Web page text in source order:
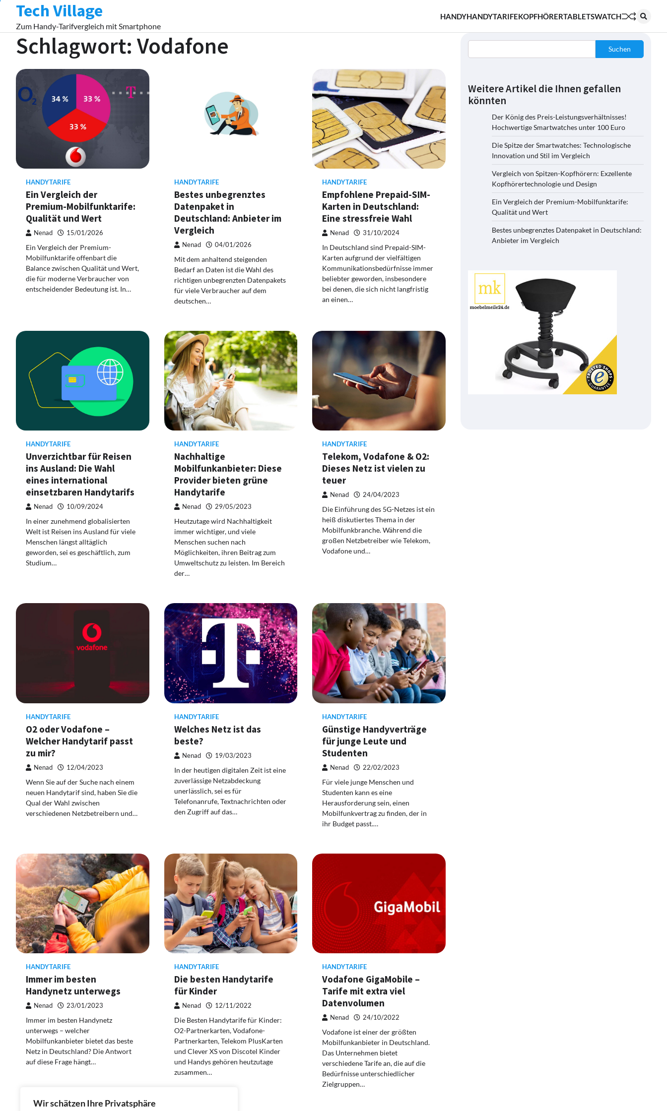
Wir schätzen Ihre Privatsphäre
content
Tech Village
Zum Handy-Tarifvergleich mit Smartphone
HANDYHANDYTARIFEKOPFHÖRERTABLETSWATCH
Schlagwort: Vodafone
HANDYTARIFE
Ein Vergleich der
Premium-Mobilfunktarife:
Qualität und Wert
Nenad 15/01/2026
Ein Vergleich der Premium-
Mobilfunktarife offenbart die
Balance zwischen Qualität und Wert,
die für moderne Verbraucher von
entscheidender Bedeutung ist. In…
HANDYTARIFE
Bestes unbegrenztes
Datenpaket in
Deutschland: Anbieter im
Vergleich
Nenad 04/01/2026
Mit dem anhaltend steigenden
Bedarf an Daten ist die Wahl des
richtigen unbegrenzten Datenpakets
für viele Verbraucher auf dem
deutschen…
HANDYTARIFE
Empfohlene Prepaid-SIM-
Karten in Deutschland:
Eine stressfreie Wahl
Nenad 31/10/2024
In Deutschland sind Prepaid-SIM-
Karten aufgrund der vielfältigen
Kommunikationsbedürfnisse immer
beliebter geworden, insbesondere
bei denen, die sich nicht langfristig
an einen…
HANDYTARIFE
Unverzichtbar für Reisen
ins Ausland: Die Wahl
eines international
einsetzbaren Handytarifs
Nenad 10/09/2024
In einer zunehmend globalisierten
Welt ist Reisen ins Ausland für viele
Menschen längst alltäglich
geworden, sei es geschäftlich, zum
Studium…
HANDYTARIFE
Nachhaltige
Mobilfunkanbieter: Diese
Provider bieten grüne
Handytarife
Nenad 29/05/2023
Heutzutage wird Nachhaltigkeit
immer wichtiger, und viele
Menschen suchen nach
Möglichkeiten, ihren Beitrag zum
Umweltschutz zu leisten. Im Bereich
der…
HANDYTARIFE
Telekom, Vodafone & O2:
Dieses Netz ist vielen zu
teuer
Nenad 24/04/2023
Die Einführung des 5G-Netzes ist ein
heiß diskutiertes Thema in der
Mobilfunkbranche. Während die
großen Netzbetreiber wie Telekom,
Vodafone und…
HANDYTARIFE
O2 oder Vodafone –
Welcher Handytarif passt
zu mir?
Nenad 12/04/2023
Wenn Sie auf der Suche nach einem
neuen Handytarif sind, haben Sie die
Qual der Wahl zwischen
verschiedenen Netzbetreibern und…
HANDYTARIFE
Welches Netz ist das
beste?
Nenad 19/03/2023
In der heutigen digitalen Zeit ist eine
zuverlässige Netzabdeckung
unerlässlich, sei es für
Telefonanrufe, Textnachrichten oder
den Zugriff auf das…
HANDYTARIFE
Günstige Handyverträge
für junge Leute und
Studenten
Nenad 22/02/2023
Für viele junge Menschen und
Studenten kann es eine
Herausforderung sein, einen
Mobilfunkvertrag zu finden, der in
ihr Budget passt.…
HANDYTARIFE
Immer im besten
Handynetz unterwegs
Nenad 23/01/2023
Immer im besten Handynetz
unterwegs – welcher
Mobilfunkanbieter bietet das beste
Netz in Deutschland? Die Antwort
auf diese Frage hängt…
HANDYTARIFE
Die besten Handytarife
für Kinder
Nenad 12/11/2022
Die Besten Handytarife für Kinder:
O2-Partnerkarten, Vodafone-
Partnerkarten, Telekom PlusKarten
und Clever XS von Discotel Kinder
und Handys gehören heutzutage
zusammen…
HANDYTARIFE
Vodafone GigaMobile –
Tarife mit extra viel
Datenvolumen
Nenad 24/10/2022
Vodafone ist einer der größten
Mobilfunkanbieter in Deutschland.
Das Unternehmen bietet
verschiedene Tarife an, die auf die
Bedürfnisse unterschiedlicher
Zielgruppen…
Suchen
Weitere Artikel die Ihnen gefallen
könnten
Der König des Preis-Leistungsverhältnisses!
Hochwertige Smartwatches unter 100 Euro
Die Spitze der Smartwatches: Technologische
Innovation und Stil im Vergleich
Vergleich von Spitzen-Kopfhörern: Exzellente
Kopfhörertechnologie und Design
Ein Vergleich der Premium-Mobilfunktarife:
Qualität und Wert
Bestes unbegrenztes Datenpaket in Deutschland:
Anbieter im Vergleich